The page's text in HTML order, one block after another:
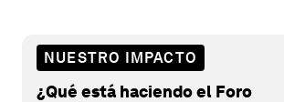
NUESTRO IMPACTO
¿Qué está haciendo el Foro